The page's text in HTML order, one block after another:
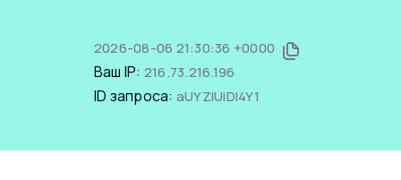
2026-08-06 21:30:36 +0000
Ваш IP: 216.73.216.196
ID запроса: aUYZIUiDl4Y1